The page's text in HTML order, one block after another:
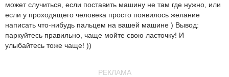
может случиться, если поставить машину не там где нужно, или
если у проходящего человека просто появилось желание
написать что-нибудь пальцем на вашей машине ) Вывод:
паркуйтесь правильно, чаще мойте свою ласточку! И
улыбайтесь тоже чаще! ))
РЕКЛАМА